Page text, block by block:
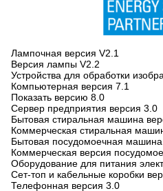
Лампочная версия V2.1
Версия лампы V2.2
Устройства для обработки
Компьютерная версия 7.1
Показать версию 8.0
Сервер предприятия версия 3.0
Бытовая стиральная машина
Коммерческая стиральная
Бытовая посудомоечная
Коммерческая версия
Оборудование для питания
Сет-топ и кабельные коробки
Телефонная версия 3.0